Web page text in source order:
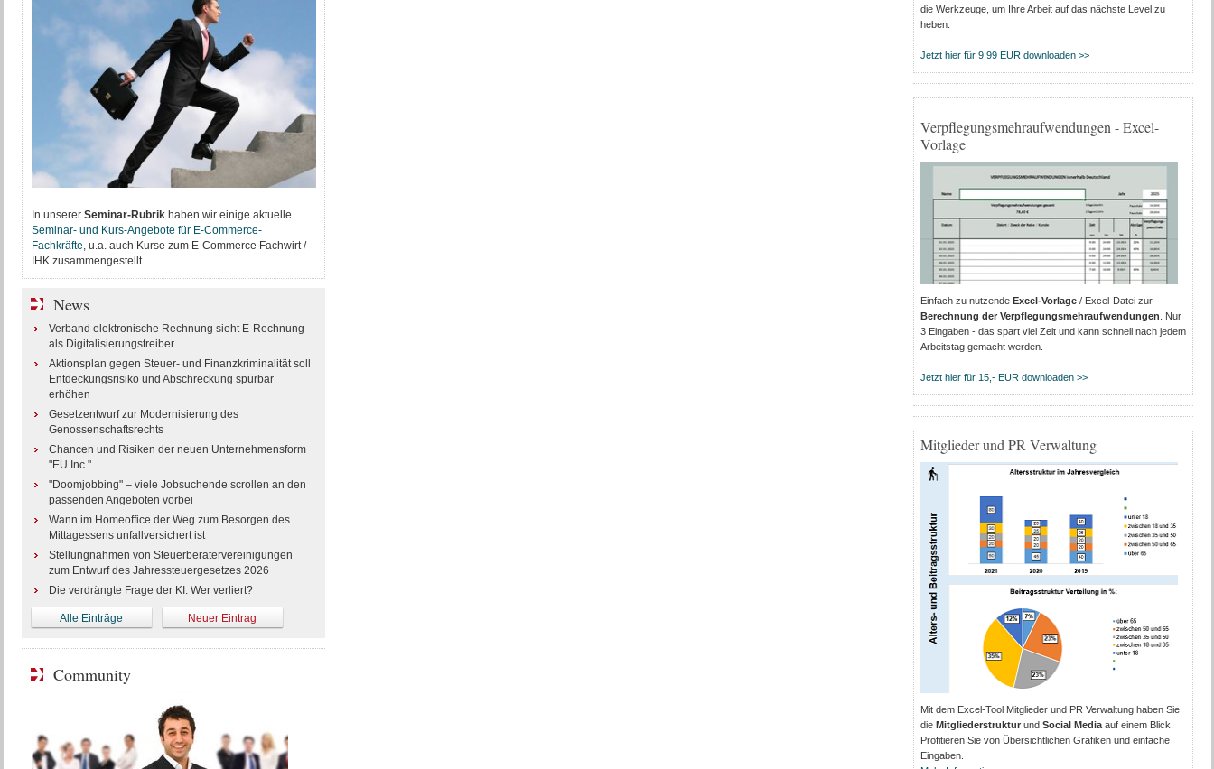
In unserer Seminar-Rubrikhaben wir einige aktuelle
Seminar- und Kurs-Angebote für E-Commerce-
Fachkräfte, u.a. auch Kurse zum E-Commerce Fachwirt /
IHK zusammengestellt.
News
Verband elektronische Rechnung sieht E-Rechnung
als Digitalisierungstreiber
Aktionsplan gegen Steuer- und Finanzkriminalität soll
Entdeckungsrisiko und Abschreckung spürbar
erhöhen
Gesetzentwurf zur Modernisierung des
Genossenschaftsrechts
Chancen und Risiken der neuen Unternehmensform
"EU Inc."
"Doomjobbing" – viele Jobsuchende scrollen an den
passenden Angeboten vorbei
Wann im Homeoffice der Weg zum Besorgen des
Mittagessens unfallversichert ist
Stellungnahmen von Steuerberatervereinigungen
zum Entwurf des Jahressteuergesetzes 2026
Die verdrängte Frage der KI: Wer verliert?
Alle Einträge Neuer Eintrag
Community
die Werkzeuge, um Ihre Arbeit auf das nächste Level zu
heben.
Jetzt hier für 9,99 EUR downloaden >>
Verpflegungsmehraufwendungen - Excel-
Vorlage
Einfach zu nutzende Excel-Vorlage/ Excel-Datei zur
Berechnung der Verpflegungsmehraufwendungen . Nur
3 Eingaben - das spart viel Zeit und kann schnell nach jedem
Arbeitstag gemacht werden.
Jetzt hier für 15,- EUR downloaden >>
Mitglieder und PR Verwaltung
Mit dem Excel-Tool Mitglieder und PR Verwaltung haben Sie
die Mitgliederstrukturund Social Mediaauf einem Blick.
Profitieren Sie von Übersichtlichen Grafiken und einfache
Eingaben.